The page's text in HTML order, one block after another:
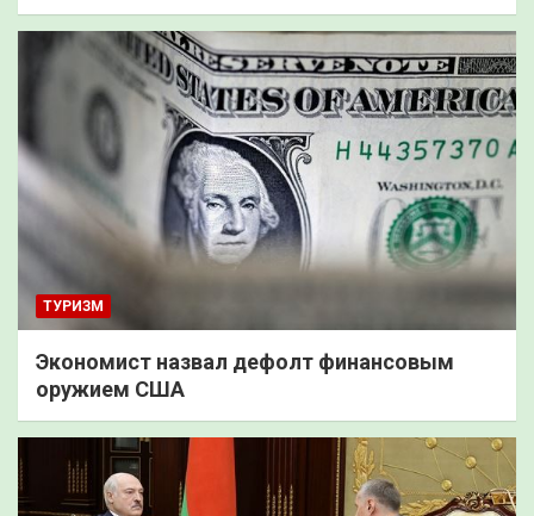
ТУРИЗМ
Экономист назвал дефолт финансовым
оружием США